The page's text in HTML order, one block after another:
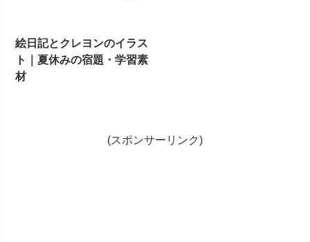
絵日記とクレヨンのイラス
ト｜夏休みの宿題・学習素
材
(スポンサーリンク)